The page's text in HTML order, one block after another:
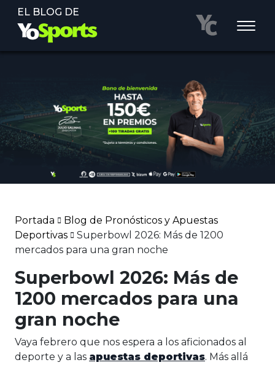
EL BLOG DE
Portada
Blog de Pronósticos y Apuestas
Deportivas
Superbowl 2026: Más de 1200
mercados para una gran noche
Superbowl 2026: Más de
1200 mercados para una
gran noche
Vaya febrero que nos espera a los aficionados al
deporte y a las apuestas deportivas. Más allá